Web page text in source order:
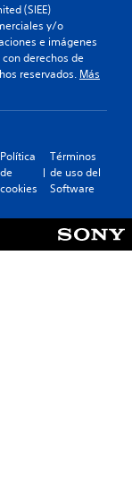
(SIEE)
y/o
e imágenes
derechos de
reservados. Más
Política
de
cookies
Términos
de uso del
Software